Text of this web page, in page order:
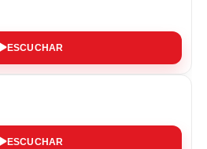
ESCUCHAR
ESCUCHAR